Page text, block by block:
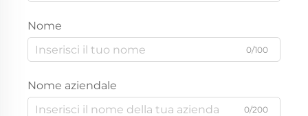
Nome
0/100
Nome aziendale
0/200